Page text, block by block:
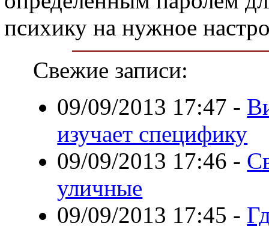
психику на нужное
Свежие записи:
09/09/2013 17:47 -
изучает специфику
09/09/2013 17:46 -
уличные
09/09/2013 17:45 -